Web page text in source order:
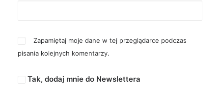
Zapamiętaj moje dane w tej przeglądarce podczas
pisania kolejnych komentarzy.
Tak, dodaj mnie do Newslettera